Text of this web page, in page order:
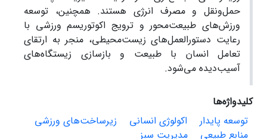
حمل‌ونقل و مصرف انرژی هستند. همچنین، توسعه
ورزش‌های طبیعت‌محور و ترویج اکوتوریسم ورزشی با
رعایت دستورالعمل‌های زیست‌محیطی، منجر به ارتقای
تعامل انسان با طبیعت و بازسازی زیستگاه‌های
آسیب‌دیده می‌شود.
کلیدواژه‌ها
توسعه پایدار
اکولوژی انسانی
زیرساخت‌های ورزشی
منابع طبیعی
مدیریت سبز